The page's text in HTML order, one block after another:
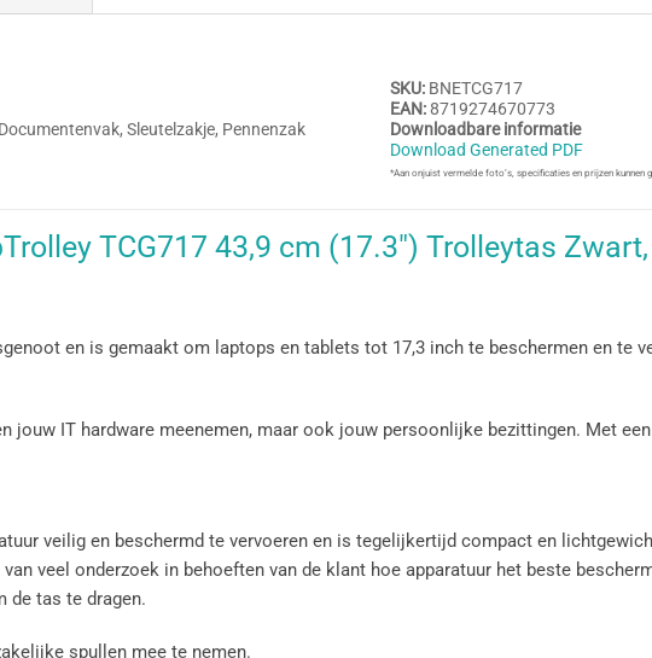
Sleutelzakje, Pennenzak
SKU: BNETCG717
EAN:8719274670773
Downloadbare informatie
Download Generated PDF
*Aan onjuist vermelde foto’s, specificaties en prijzen kunnen
TCG717 43,9 cm (17.3″) Trolleytas
en is gemaakt om laptops en tablets tot 17,3 inch te beschermen en te
jouw IT hardware meenemen, maar ook jouw persoonlijke bezittingen. Met
veilig en beschermd te vervoeren en is tegelijkertijd compact en
veel onderzoek in behoeften van de klant hoe apparatuur het beste
de tas te dragen.
spullen mee te nemen.